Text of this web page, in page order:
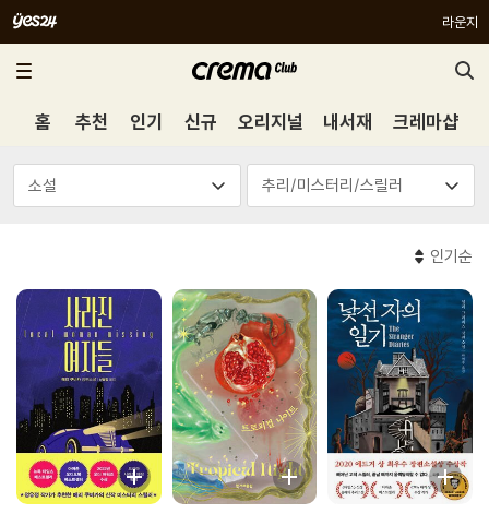
라운지
홈 추천 인기 신규 오리지널 내서재 크레마샵
인기순